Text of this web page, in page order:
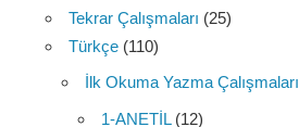
Tekrar Çalışmaları (25)
Türkçe (110)
İlk Okuma Yazma Çalışmaları
1-ANETİL(12)